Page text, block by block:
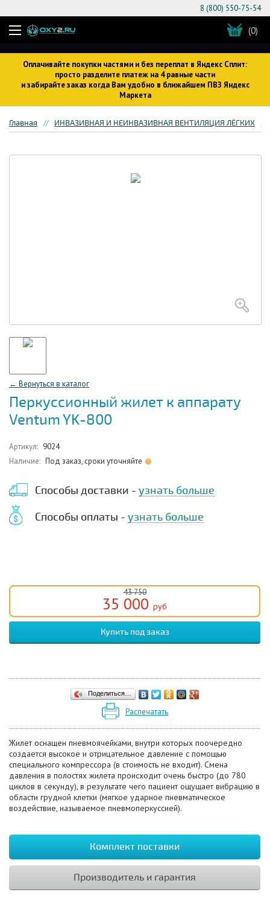
Оплачивайте покупки частями и без переплат в Яндекс Сплит:
просто разделите платеж на 4 равные части
и забирайте заказ когда Вам удобно в ближайшем ПВЗ Яндекс
Маркета
8 (800) 550-75-54
(0)
Главная ИНВАЗИВНАЯ И НЕИНВАЗИВНАЯ ВЕНТИЛЯЦИЯ ЛЁГКИХ
← Вернуться в каталог
Перкуссионный жилет к аппарату
Ventum YK-800
Артикул: 9024
Наличие: Под заказ, сроки уточняйте
Способы доставки - узнать больше
Способы оплаты - узнать больше
43 750
35 000 руб
Поделиться…
Распечатать
Жилет оснащен пневмоячейками, внутри которых поочередно
создается высокое и отрицательное давление с помощью
специального компрессора (в стоимость не входит). Смена
давления в полостях жилета происходит очень быстро (до 780
циклов в секунду), в результате чего пациент ощущает вибрацию в
области грудной клетки (мягкое ударное пневматическое
воздействие, называемое пневмоперкуссией).
Комплект поставки
Производитель и гарантия